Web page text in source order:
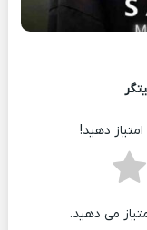
دهید!
می دهید.